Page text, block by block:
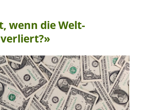
wenn die Welt-